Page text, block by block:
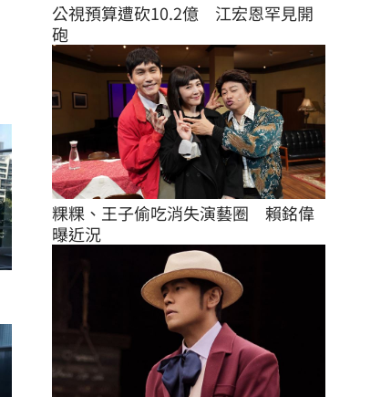
公視預算遭砍10.2億　江宏恩罕見開
砲
粿粿、王子偷吃消失演藝圈　賴銘偉
曝近況